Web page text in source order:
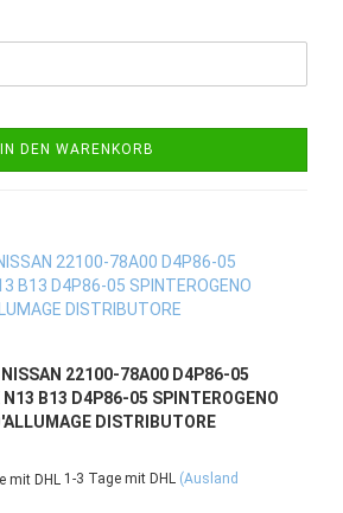
IN DEN WARENKORB
NISSAN 22100-78A00 D4P86-05
B13 D4P86-05 SPINTEROGENO
DISTRIBUTORE
1-3 Tage mit DHL (Ausland